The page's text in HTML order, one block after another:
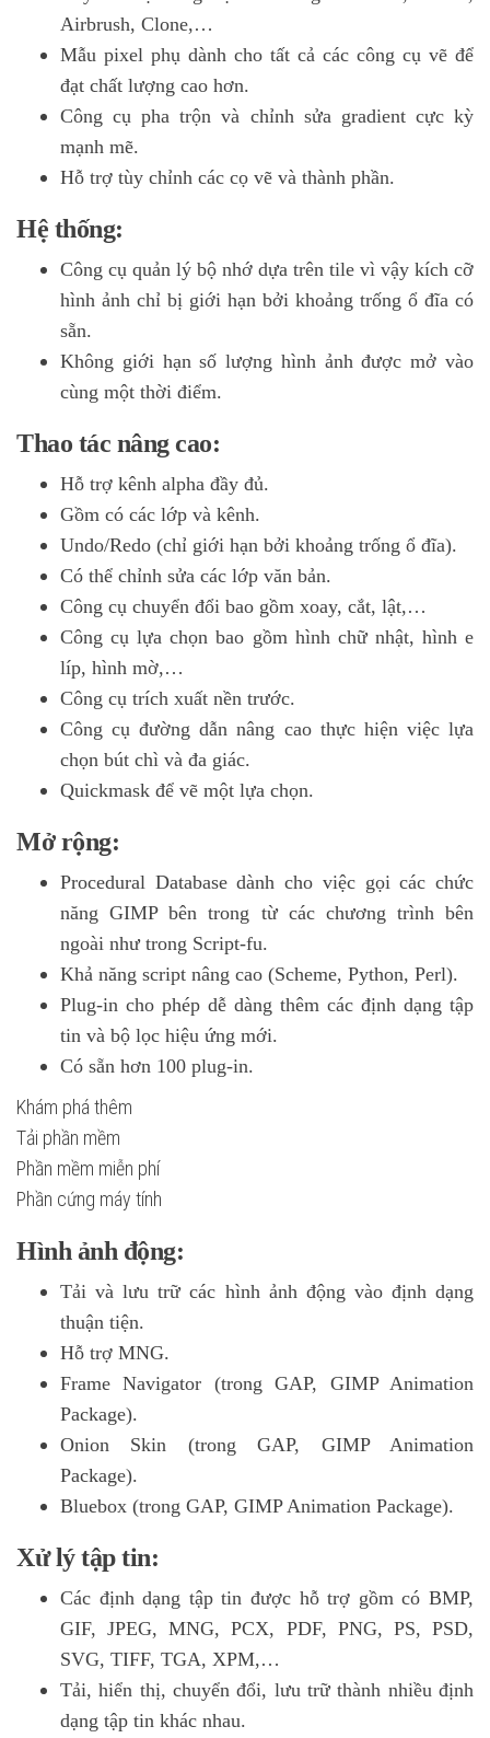
Airbrush, Clone,…
Mẫu pixel phụ dành cho tất cả các công cụ vẽ để
đạt chất lượng cao hơn.
Công cụ pha trộn và chỉnh sửa gradient cực kỳ
mạnh mẽ.
Hỗ trợ tùy chỉnh các cọ vẽ và thành phần.
Hệ thống:
Công cụ quản lý bộ nhớ dựa trên tile vì vậy kích cỡ
hình ảnh chỉ bị giới hạn bởi khoảng trống ổ đĩa có
sẵn.
Không giới hạn số lượng hình ảnh được mở vào
cùng một thời điểm.
Thao tác nâng cao:
Hỗ trợ kênh alpha đầy đủ.
Gồm có các lớp và kênh.
Undo/Redo (chỉ giới hạn bởi khoảng trống ổ đĩa).
Có thể chỉnh sửa các lớp văn bản.
Công cụ chuyển đổi bao gồm xoay, cắt, lật,…
Công cụ lựa chọn bao gồm hình chữ nhật, hình e
líp, hình mờ,…
Công cụ trích xuất nền trước.
Công cụ đường dẫn nâng cao thực hiện việc lựa
chọn bút chì và đa giác.
Quickmask để vẽ một lựa chọn.
Mở rộng:
Procedural Database dành cho việc gọi các chức
năng GIMP bên trong từ các chương trình bên
ngoài như trong Script-fu.
Khả năng script nâng cao (Scheme, Python, Perl).
Plug-in cho phép dễ dàng thêm các định dạng tập
tin và bộ lọc hiệu ứng mới.
Có sẵn hơn 100 plug-in.
Khám phá thêm
Tải phần mềm
Phần mềm miễn phí
Phần cứng máy tính
Hình ảnh động:
Tải và lưu trữ các hình ảnh động vào định dạng
thuận tiện.
Hỗ trợ MNG.
Frame Navigator (trong GAP, GIMP Animation
Package).
Onion Skin (trong GAP, GIMP Animation
Package).
Bluebox (trong GAP, GIMP Animation Package).
Xử lý tập tin:
Các định dạng tập tin được hỗ trợ gồm có BMP,
GIF, JPEG, MNG, PCX, PDF, PNG, PS, PSD,
SVG, TIFF, TGA, XPM,…
Tải, hiển thị, chuyển đổi, lưu trữ thành nhiều định
dạng tập tin khác nhau.